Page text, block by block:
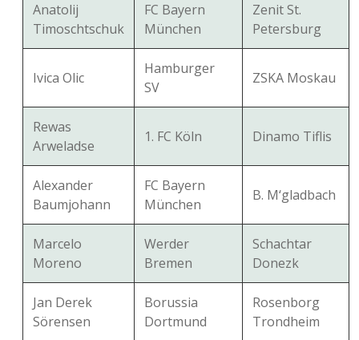
Anatolij
Timoschtschuk
FC Bayern
München
Zenit St.
Petersburg
Ivica Olic
Hamburger
SV
ZSKA Moskau
Rewas
Arweladse
1. FC Köln Dinamo Tiflis
Alexander
Baumjohann
FC Bayern
München
B. M‘gladbach
Marcelo
Moreno
Werder
Bremen
Schachtar
Donezk
Jan Derek
Sörensen
Borussia
Dortmund
Rosenborg
Trondheim